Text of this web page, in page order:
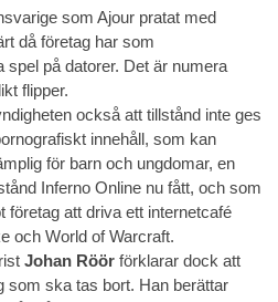
som Ajour pratat med
då företag har som
på datorer. Det är numera
flipper.
också att tillstånd inte ges
innehåll, som kan
för barn och ungdomar, en
Inferno Online nu fått, och som
företag att driva ett internetcafé
och World of Warcraft.
Johan Röör förklarar dock att
som ska tas bort. Han berättar